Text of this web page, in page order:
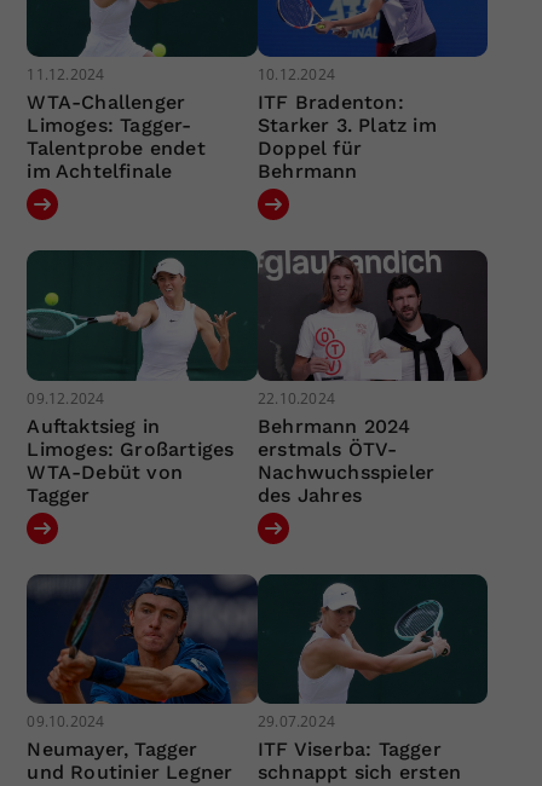
11.12.2024
WTA-Challenger
Limoges: Tagger-
Talentprobe endet
im Achtelfinale
10.12.2024
ITF Bradenton:
Starker 3. Platz im
Doppel für
Behrmann
09.12.2024
Auftaktsieg in
Limoges: Großartiges
WTA-Debüt von
Tagger
22.10.2024
Behrmann 2024
erstmals ÖTV-
Nachwuchsspieler
des Jahres
09.10.2024
Neumayer, Tagger
und Routinier Legner
29.07.2024
ITF Viserba: Tagger
schnappt sich ersten